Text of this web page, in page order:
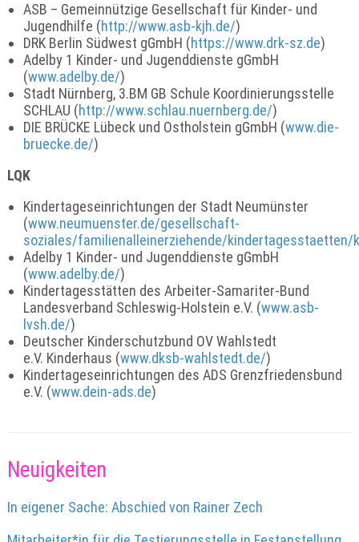
ASB – Gemeinnützige Gesellschaft für Kinder- und
Jugendhilfe (http://www.asb-kjh.de/)
DRK Berlin Südwest gGmbH (https://www.drk-sz.de)
Adelby 1 Kinder- und Jugenddienste gGmbH
(www.adelby.de/)
Stadt Nürnberg, 3.BM GB Schule Koordinierungsstelle
SCHLAU (http://www.schlau.nuernberg.de/)
DIE BRÜCKE Lübeck und Ostholstein gGmbH (www.die-
bruecke.de/)
LQK
Kindertageseinrichtungen der Stadt Neumünster
(www.neumuenster.de/gesellschaft-
soziales/familienalleinerziehende/kindertagesstaetten/
Adelby 1 Kinder- und Jugenddienste gGmbH
(www.adelby.de/)
Kindertagesstätten des Arbeiter-Samariter-Bund
Landesverband Schleswig-Holstein e.V. (www.asb-
lvsh.de/)
Deutscher Kinderschutzbund OV Wahlstedt
e.V. Kinderhaus (www.dksb-wahlstedt.de/)
Kindertageseinrichtungen des ADS Grenzfriedensbund
e.V. (www.dein-ads.de)
Neuigkeiten
In eigener Sache: Abschied von Rainer Zech